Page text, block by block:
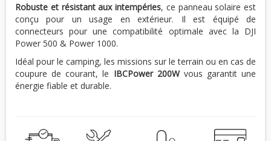
Robuste et résistant aux intempéries, ce panneau solaire est
conçu pour un usage en extérieur. Il est équipé de
connecteurs pour une compatibilité optimale avec la DJI
Power 500 & Power 1000.
Idéal pour le camping, les missions sur le terrain ou en cas de
coupure de courant, le IBCPower 200Wvous garantit une
énergie fiable et durable.